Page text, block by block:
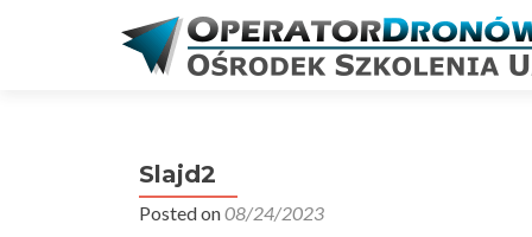
Slajd2
Posted on08/24/2023